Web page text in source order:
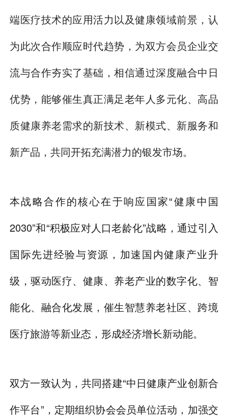
端医疗技术的应用活力以及健康领域前景，认
为此次合作顺应时代趋势，为双方会员企业交
流与合作夯实了基础，相信通过深度融合中日
优势，能够催生真正满足老年人多元化、高品
质健康养老需求的新技术、新模式、新服务和
新产品，共同开拓充满潜力的银发市场。
本战略合作的核心在于响应国家“健康中国
2030”和“积极应对人口老龄化”战略，通过引入
国际先进经验与资源，加速国内健康产业升
级，驱动医疗、健康、养老产业的数字化、智
能化、融合化发展，催生智慧养老社区、跨境
医疗旅游等新业态，形成经济增长新动能。
双方一致认为，共同搭建“中日健康产业创新合
作平台”，定期组织协会会员单位活动，加强交